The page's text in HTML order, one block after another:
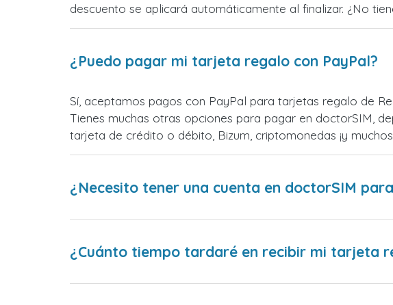
descuento se aplicará automáticamente al finalizar. ¿No
¿Puedo pagar mi tarjeta regalo con PayPal?
Sí, aceptamos pagos con PayPal para tarjetas regalo de
Tienes muchas otras opciones para pagar en doctorSIM,
tarjeta de crédito o débito, Bizum, criptomonedas ¡y
¿Necesito tener una cuenta en doctorSIM
¿Cuánto tiempo tardaré en recibir mi tarjeta